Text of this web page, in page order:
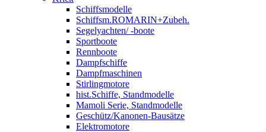
Schiffsmodelle
Schiffsm.ROMARIN+Zubeh.
Segelyachten/ -boote
Sportboote
Rennboote
Dampfschiffe
Dampfmaschinen
Stirlingmotore
hist.Schiffe, Standmodelle
Mamoli Serie, Standmodelle
Geschütz/Kanonen-Bausätze
Elektromotore